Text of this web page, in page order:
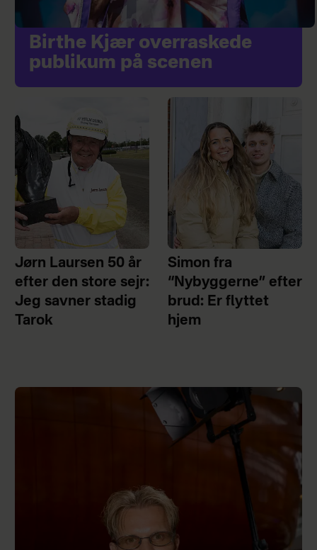
Birthe Kjær overraskede
publikum på scenen
Jørn Laursen 50 år
efter den store sejr:
Jeg savner stadig
Tarok
Simon fra
“Nybyggerne” efter
brud: Er flyttet
hjem